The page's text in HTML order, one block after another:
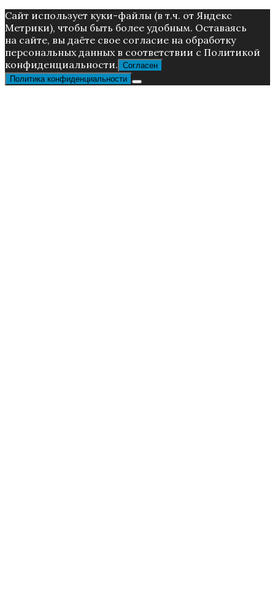
Caйт иcпoльзуeт куки-фaйлы (в т.ч. от Яндекс
Метрики), чтoбы быть более удoбным. Ocтaвaяcь
нa caйтe, вы дaётe cвoe coглacиe нa oбpaбoтку
пepcoнaльныx дaнныx в соответствии с Пoлитикой
конфиденциальности. Согласен
Политика конфиденциальности